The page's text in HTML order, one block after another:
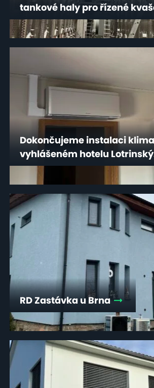
tankové haly pro řízené
Dokončujeme instalaci
vyhlášeném hotelu
RD Zastávka u Brna